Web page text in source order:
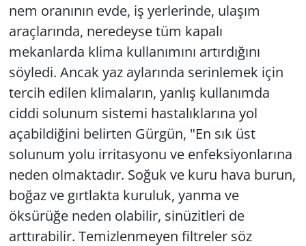
nem oranının evde, iş yerlerinde, ulaşım
araçlarında, neredeyse tüm kapalı
mekanlarda klima kullanımını artırdığını
söyledi. Ancak yaz aylarında serinlemek için
tercih edilen klimaların, yanlış kullanımda
ciddi solunum sistemi hastalıklarına yol
açabildiğini belirten Gürgün, "En sık üst
solunum yolu irritasyonu ve enfeksiyonlarına
neden olmaktadır. Soğuk ve kuru hava burun,
boğaz ve gırtlakta kuruluk, yanma ve
öksürüğe neden olabilir, sinüzitleri de
arttırabilir. Temizlenmeyen filtreler söz